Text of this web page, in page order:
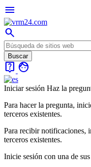
menu
search
live_help face
Iniciar sesión Haz la
Para hacer la pregunta,
terceros existentes.
Para recibir notificaciones,
terceros existentes.
Inicie sesión con una de